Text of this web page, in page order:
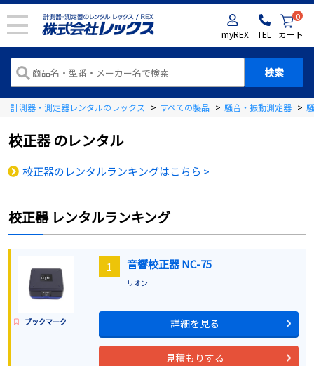
myREX TEL
0
カート
計測器・測定器レンタルのレックス > すべての製品 > 騒音・振動測定器 >
校正器のレンタル
校正器のレンタルランキングはこちら >
校正器レンタルランキング
ブックマーク
1 音響校正器 NC-75
リオン
詳細を見る
見積もりする